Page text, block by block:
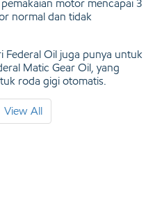
motor mencapai 3
normal dan tidak
Federal Oil juga punya untuk
Matic Gear Oil, yang
roda gigi otomatis.
View All